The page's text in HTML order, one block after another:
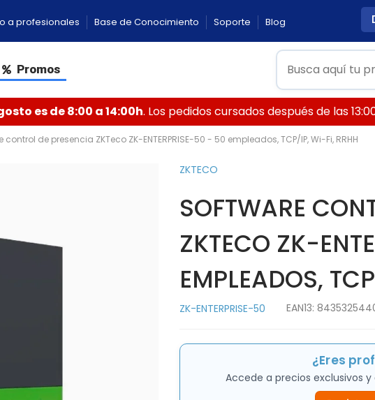
a profesionales Base de Conocimiento Soporte Blog
Promos
es de 8:00 a 14:00h. Los pedidos cursados después de las
control de presencia ZKTeco ZK-ENTERPRISE-50 - 50 empleados, TCP/IP, Wi-Fi, RRHH
ZKTECO
SOFTWARE
ZKTECO ZK-
EMPLEADOS,
ZK-ENTERPRISE-50 EAN13:
¿Eres
Accede a precios exclusivos